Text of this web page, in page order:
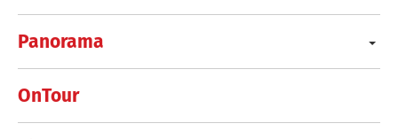
Panorama
OnTour